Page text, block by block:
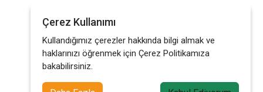
Çerez Kullanımı
Kullandığımız çerezler hakkında bilgi almak ve
haklarınızı öğrenmek için Çerez Politikamıza
bakabilirsiniz.